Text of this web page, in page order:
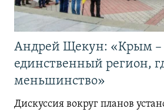
Андрей Щекун: «Крым –
единственный регион,
меньшинство»
Дискуссия вокруг планов